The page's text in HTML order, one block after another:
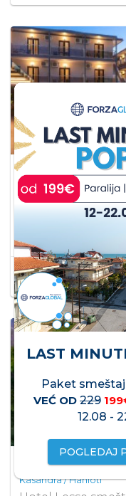
Simeon Hotel
Sitonija / Metamorfozis
Simeon Hotel
Metarmofosi
metara od
2016. godine.
PO OSOBI/DANU OD
Lesse Hotel4*
Kasandra / Hanioti
LAST
Paket
VEĆ OD 229
12.08 -
POGLEDAJ